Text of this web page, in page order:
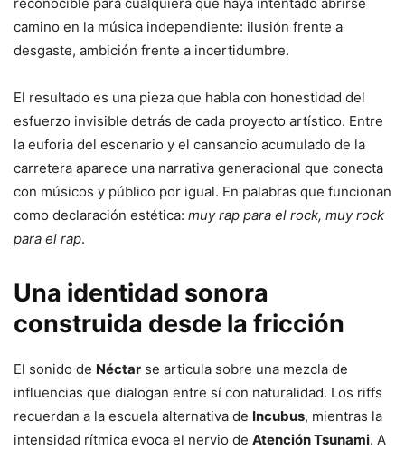
camino en la música independiente: ilusión frente a
desgaste, ambición frente a incertidumbre.
El resultado es una pieza que habla con honestidad del
esfuerzo invisible detrás de cada proyecto artístico. Entre
la euforia del escenario y el cansancio acumulado de la
carretera aparece una narrativa generacional que conecta
con músicos y público por igual. En palabras que funcionan
como declaración estética: muy rap para el rock, muy rock
para el rap.
Una identidad sonora
construida desde la fricción
El sonido de Néctar se articula sobre una mezcla de
influencias que dialogan entre sí con naturalidad. Los riffs
recuerdan a la escuela alternativa de Incubus, mientras la
intensidad rítmica evoca el nervio de Atención Tsunami. A